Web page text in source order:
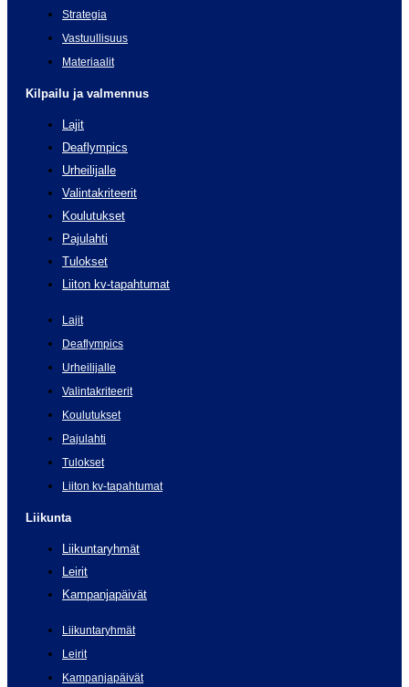
Strategia
Vastuullisuus
Materiaalit
Kilpailu ja valmennus
Lajit
Deaflympics
Urheilijalle
Valintakriteerit
Koulutukset
Pajulahti
Tulokset
Liiton kv-tapahtumat
Lajit
Deaflympics
Urheilijalle
Valintakriteerit
Koulutukset
Pajulahti
Tulokset
Liiton kv-tapahtumat
Liikunta
Liikuntaryhmät
Leirit
Kampanjapäivät
Liikuntaryhmät
Leirit
Kampanjapäivät